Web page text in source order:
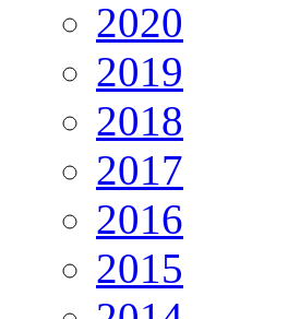
2020
2019
2018
2017
2016
2015